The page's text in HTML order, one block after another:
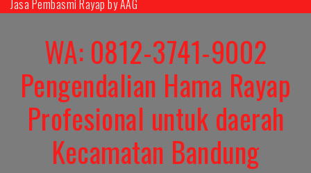
SkipJasa Pembasmi Rayap by AAG
WA: 0812-3741-9002
Pengendalian Hama Rayap
Profesional untuk daerah
Kecamatan Bandung